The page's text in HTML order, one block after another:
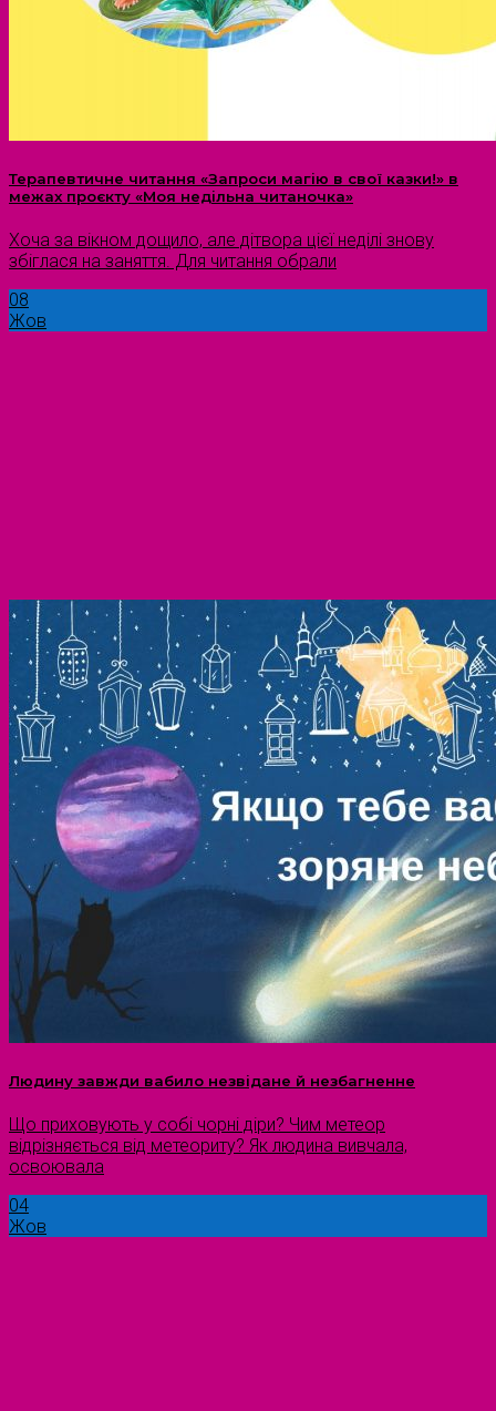
Терапевтичне читання «Запроси магію в свої казки!» в
межах проєкту «Моя недільна читаночка»
Хоча за вікном дощило, але дітвора цієї неділі знову
збіглася на заняття. Для читання обрали
08
Жов
Людину завжди вабило незвідане й незбагненне
Що приховують у собі чорні діри? Чим метеор
відрізняється від метеориту? Як людина вивчала,
освоювала
04
Жов